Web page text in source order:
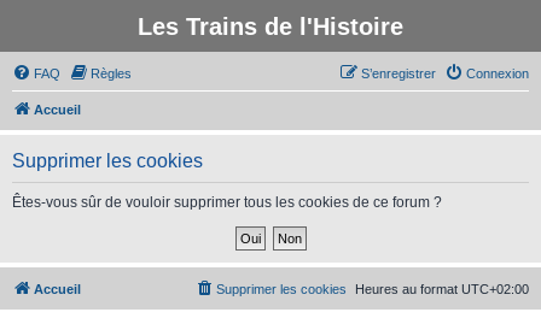
Les Trains de l'Histoire
FAQ Règles Connexion
S’enregistrer
Accueil
Supprimer les cookies
Êtes-vous sûr de vouloir supprimer tous les cookies de ce forum ?
Accueil Heures au format UTC+02:00
Supprimer les cookies